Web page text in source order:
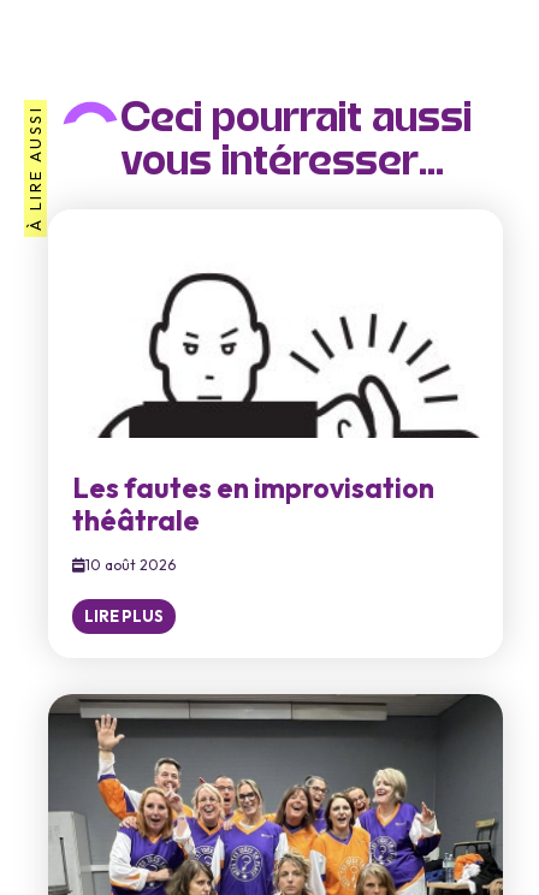
À LIRE AUSSI
Ceci pourrait aussi
vous intéresser...
Les fautes en improvisation
théâtrale
10 août 2026
LIRE PLUS